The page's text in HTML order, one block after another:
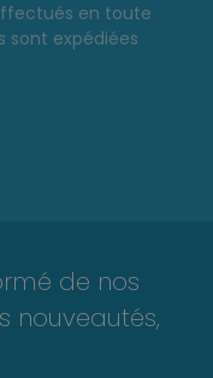
en toute
sont expédiées
de nos
nouveautés,